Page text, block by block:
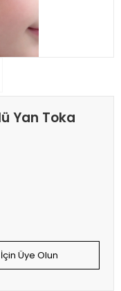
Yan Toka
Üye Olun